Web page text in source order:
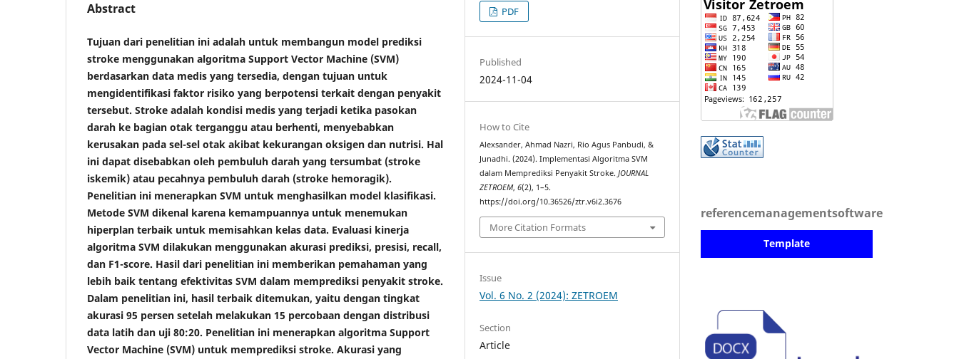
Abstract
Tujuan dari penelitian ini adalah untuk membangun model prediksi
stroke menggunakan algoritma Support Vector Machine (SVM)
berdasarkan data medis yang tersedia, dengan tujuan untuk
mengidentifikasi faktor risiko yang berpotensi terkait dengan penyakit
tersebut. Stroke adalah kondisi medis yang terjadi ketika pasokan
darah ke bagian otak terganggu atau berhenti, menyebabkan
kerusakan pada sel-sel otak akibat kekurangan oksigen dan nutrisi. Hal
ini dapat disebabkan oleh pembuluh darah yang tersumbat (stroke
iskemik) atau pecahnya pembuluh darah (stroke hemoragik).
Penelitian ini menerapkan SVM untuk menghasilkan model klasifikasi.
Metode SVM dikenal karena kemampuannya untuk menemukan
hiperplan terbaik untuk memisahkan kelas data. Evaluasi kinerja
algoritma SVM dilakukan menggunakan akurasi prediksi, presisi, recall,
dan F1-score. Hasil dari penelitian ini memberikan pemahaman yang
lebih baik tentang efektivitas SVM dalam memprediksi penyakit stroke.
Dalam penelitian ini, hasil terbaik ditemukan, yaitu dengan tingkat
akurasi 95 persen setelah melakukan 15 percobaan dengan distribusi
data latih dan uji 80:20. Penelitian ini menerapkan algoritma Support
Vector Machine (SVM) untuk memprediksi stroke. Akurasi yang
PDF
Published
2024-11-04
How to Cite
Alexsander, Ahmad Nazri, Rio Agus Panbudi, &
Junadhi. (2024). Implementasi Algoritma SVM
dalam Memprediksi Penyakit Stroke.JOURNAL
ZETROEM,6(2), 1–5.
https://doi.org/10.36526/ztr.v6i2.3676
More Citation Formats
Issue
Vol. 6 No. 2 (2024): ZETROEM
Section
Article
referencemanagementsoftware
Template